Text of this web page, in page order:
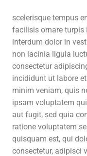
scelerisque tempus
facilisis ornare turpis
interdum dolor in
non lacinia ligula
consectetur
incididunt ut labore
minim veniam, quis
ipsam voluptatem
aut fugit, sed quia
ratione voluptatem
quisquam est, qui
consectetur, adipisci